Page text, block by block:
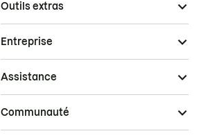
Outils extras
Entreprise
Assistance
Communauté